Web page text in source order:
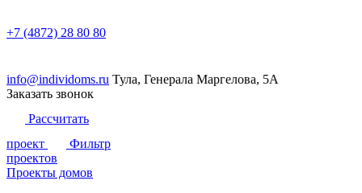
+7 (4872) 28 80 80
info@individoms.ru Тула, Генерала Маргелова, 5А
Заказать звонок
Рассчитать
проект
Фильтр
проектов
Проекты домов